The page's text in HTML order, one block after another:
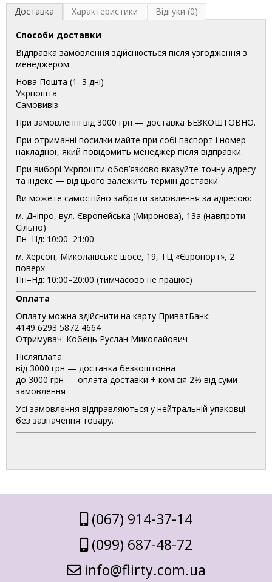
Доставка
Характеристики Відгуки (0)
Способи доставки
Відправка замовлення здійснюється після узгодження з
менеджером.
Нова Пошта (1–3 дні)
Укрпошта
Самовивіз
При замовленні від 3000 грн — доставка БЕЗКОШТОВНО.
При отриманні посилки майте при собі паспорт і номер
накладної, який повідомить менеджер після відправки.
При виборі Укрпошти обов’язково вказуйте точну адресу
та індекс — від цього залежить термін доставки.
Ви можете самостійно забрати замовлення за адресою:
м. Дніпро, вул. Європейська (Миронова), 13а (навпроти
Сільпо)
Пн–Нд: 10:00–21:00
м. Херсон, Миколаївське шосе, 19, ТЦ «Європорт», 2
поверх
Пн–Нд: 10:00–20:00 (тимчасово не працює)
Оплата
Оплату можна здійснити на карту ПриватБанк:
4149 6293 5872 4664
Отримувач: Кобець Руслан Миколайович
Післяплата:
від 3000 грн — доставка безкоштовна
до 3000 грн — оплата доставки + комісія 2% від суми
замовлення
Усі замовлення відправляються у нейтральній упаковці
без зазначення товару.
(067) 914-37-14
(099) 687-48-72
info@flirty.com.ua